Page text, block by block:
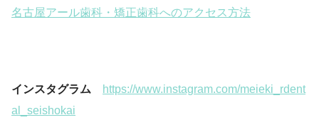
名古屋アール歯科・矯正歯科へのアクセス方法
インスタグラム
https://www.instagram.com/meieki_rdent
al_seishokai